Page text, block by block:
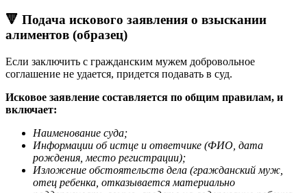
🔻 Подача искового заявления о взыскании
алиментов (образец)
Если заключить с гражданским мужем добровольное
соглашение не удается, придется подавать в суд.
Исковое заявление составляется по общим правилам, и
включает:
Наименование суда;
Информации об истце и ответчике (ФИО, дата
рождения, место регистрации);
Изложение обстоятельств дела (гражданский муж,
отец ребенка, отказывается материально